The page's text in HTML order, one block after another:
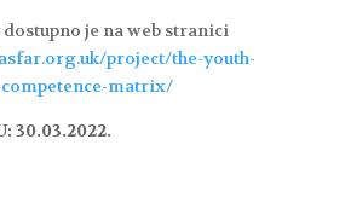
je na web stranici
project/the-youth-
matrix/
30.03.2022.